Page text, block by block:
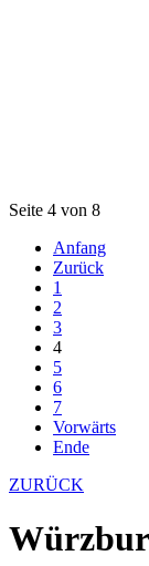
Seite 4 von 8
Anfang
Zurück
1
2
3
4
5
6
7
Vorwärts
Ende
ZURÜCK